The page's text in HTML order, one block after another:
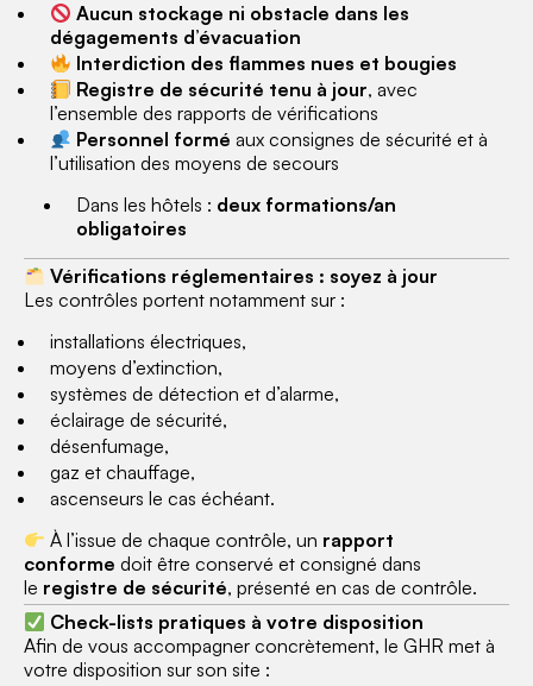
Aucun stockage ni obstacle dans les
dégagements d’évacuation
Interdiction des flammes nues et bougies
Registre de sécurité tenu à jour, avec
l’ensemble des rapports de vérifications
Personnel formé aux consignes de sécurité et à
l’utilisation des moyens de secours
Dans les hôtels : deux formations/an
obligatoires
Vérifications réglementaires : soyez à jour
Les contrôles portent notamment sur :
installations électriques,
moyens d’extinction,
systèmes de détection et d’alarme,
éclairage de sécurité,
désenfumage,
gaz et chauffage,
ascenseurs le cas échéant.
À l’issue de chaque contrôle, un rapport
conforme doit être conservé et consigné dans
le registre de sécurité, présenté en cas de contrôle.
Check-lists pratiques à votre disposition
Afin de vous accompagner concrètement, le GHR met à
votre disposition sur son site :